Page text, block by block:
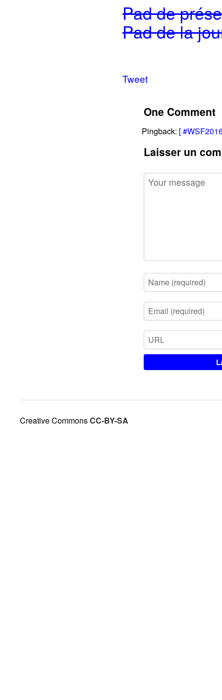
Pad de
Pad de la
Tweet
One Comment
Pingback: [
Laisser un
Creative CommonsCC-BY-SA